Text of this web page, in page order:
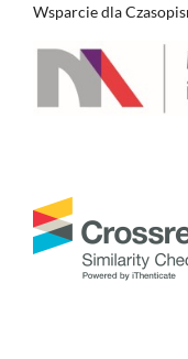
Wsparcie dla